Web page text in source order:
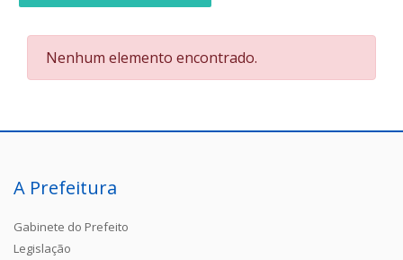
Nenhum elemento encontrado.
A Prefeitura
Gabinete do Prefeito
Legislação